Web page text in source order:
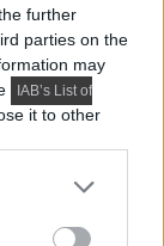
further
parties on the
may
IAB’s List of
it to other
more Google
may click to